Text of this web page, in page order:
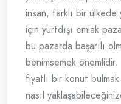
insan, farklı bir ülkede
için yurtdışı emlak
bu pazarda başarılı
benimsemek
fiyatlı bir konut
nasıl